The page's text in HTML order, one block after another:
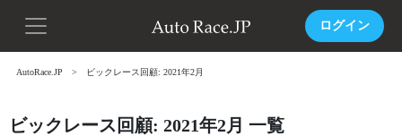
ログイン
AutoRace.JP ビックレース回顧: 2021年2月
ビックレース回顧: 2021年2月 一覧